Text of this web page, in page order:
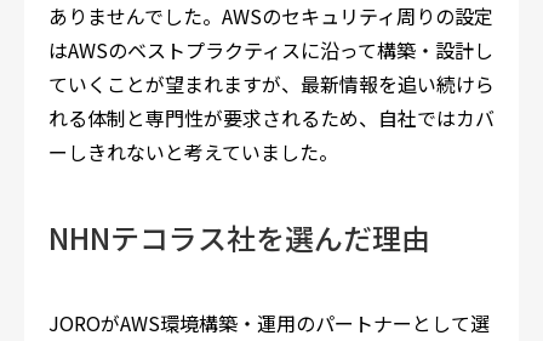
ありませんでした。AWSのセキュリティ周りの設定
はAWSのベストプラクティスに沿って構築・設計し
ていくことが望まれますが、最新情報を追い続けら
れる体制と専門性が要求されるため、自社ではカバ
ーしきれないと考えていました。
NHNテコラス社を選んだ理由
JOROがAWS環境構築・運用のパートナーとして選